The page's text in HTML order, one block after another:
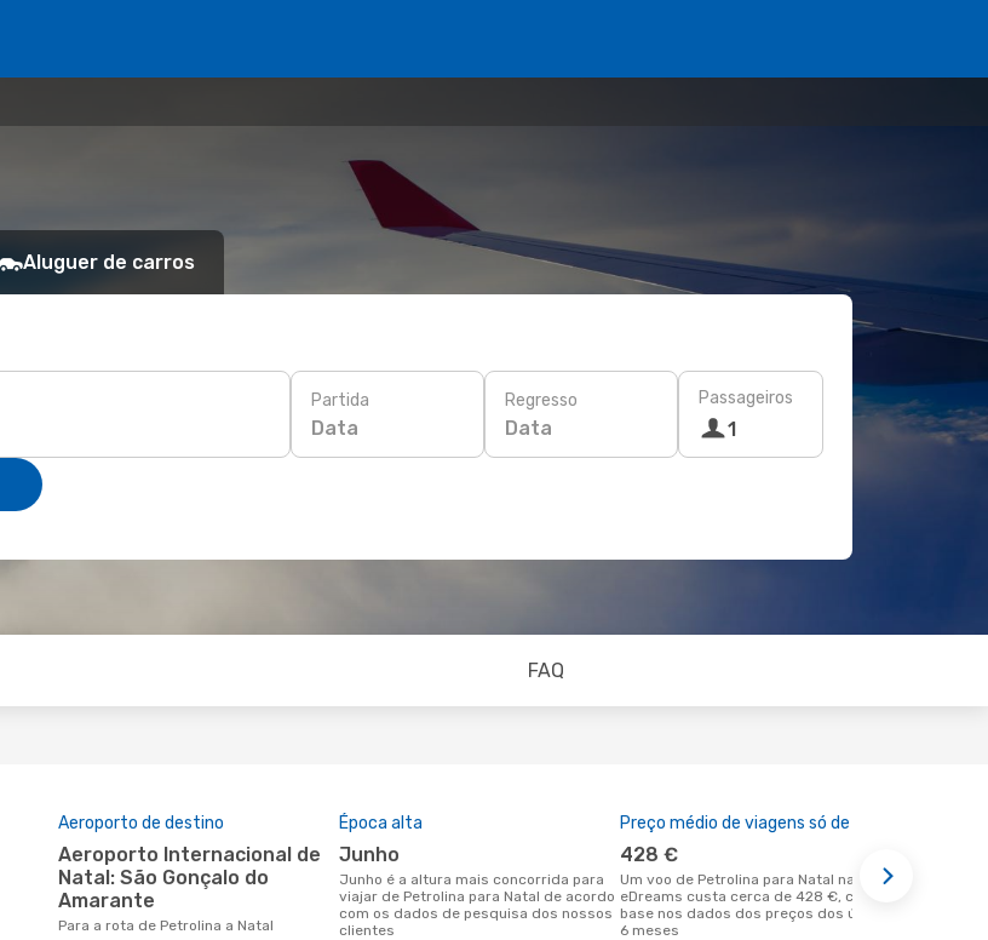
Aluguer de carros
Partida
Data
Regresso
Data
Passageiros
1
FAQ
Aeroporto de destino
Aeroporto Internacional de
Natal: São Gonçalo do
Amarante
Para a rota de Petrolina a Natal
Época alta
junho
junho é a altura mais concorrida para
viajar de Petrolina para Natal de acordo
com os dados de pesquisa dos nossos
clientes
Preço médio de viagens só de ida
428 €
Um voo de Petrolina para Natal na
eDreams custa cerca de 428 €, com
base nos dados dos preços dos últimos
6 meses